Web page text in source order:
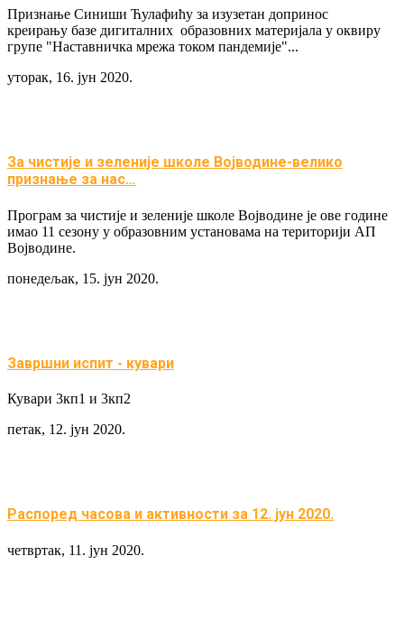
Признање Синиши Ћулафићу за изузетан допринос
креирању базе дигиталних образовних материјала у оквиру
групе "Наставничка мрежа током пандемије"...
уторак, 16. јун 2020.
За чистије и зеленије школе Војводине-велико
признање за нас…
Програм за чистије и зеленије школе Војводине је ове године
имао 11 сезону у образовним установама на територији АП
Војводине.
понедељак, 15. јун 2020.
Завршни испит - кувари
Кувари 3кп1 и 3кп2
петак, 12. јун 2020.
Распоред часова и активности за 12. јун 2020.
четвртак, 11. јун 2020.